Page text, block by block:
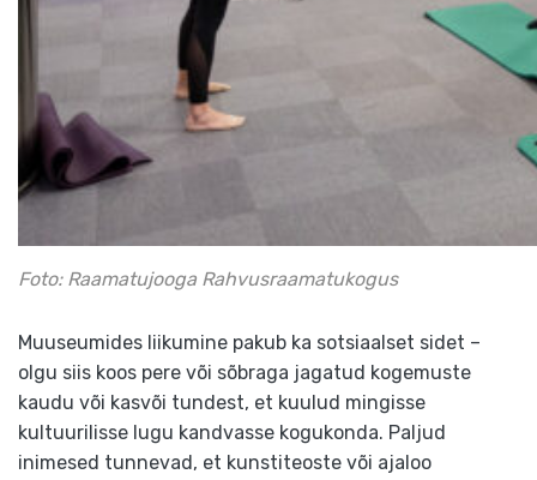
Foto: Raamatujooga Rahvusraamatukogus
Muuseumides liikumine pakub ka sotsiaalset sidet –
olgu siis koos pere või sõbraga jagatud kogemuste
kaudu või kasvõi tundest, et kuulud mingisse
kultuurilisse lugu kandvasse kogukonda. Paljud
inimesed tunnevad, et kunstiteoste või ajaloo